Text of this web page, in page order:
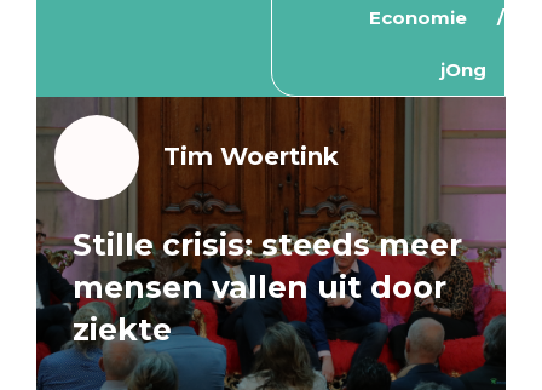
Economie
jOng
Tim Woertink
Stille crisis: steeds meer
mensen vallen uit door
ziekte